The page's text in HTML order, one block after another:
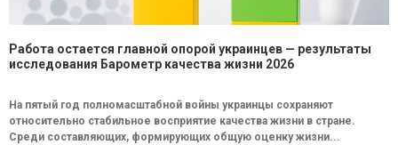
Работа остается главной опорой украинцев — результаты
исследования Барометр качества жизни 2026
На пятый год полномасштабной войны украинцы сохраняют
относительно стабильное восприятие качества жизни в стране.
Среди составляющих, формирующих общую оценку жизни...